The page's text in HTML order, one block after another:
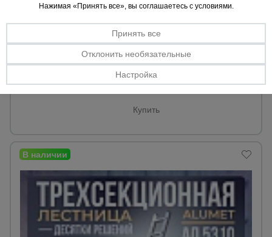
Лестница трехсекционная TeaM SC3011
Высота полная:
7,02 м.
Вес:
15,9 кг.
Цена: 217 AZN
Купить
Нажимая «Принять все», вы соглашаетесь с условиями.
Принять все
Отклонить необязательные
Настройка